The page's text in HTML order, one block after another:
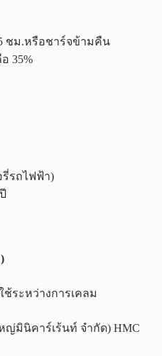
ชม.หรือชาร์จข้ามคืน
35%
รี่รถไฟฟ้า)
ช้ระหว่างการเคลม
ญ่มินิคาร์เร้นท์ จำกัด) HMC